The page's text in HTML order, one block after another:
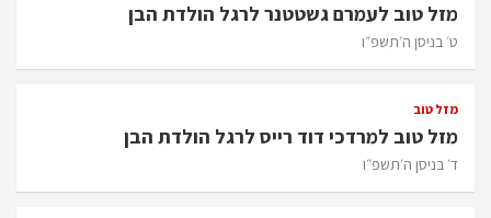
מזל טוב לעמרם גשטטנר לרגל הולדת הבן
ט׳ בניסן ה׳תשפ״ו
מזל טוב
מזל טוב למרדכי דוד רייס לרגל הולדת הבן
ד׳ בניסן ה׳תשפ״ו